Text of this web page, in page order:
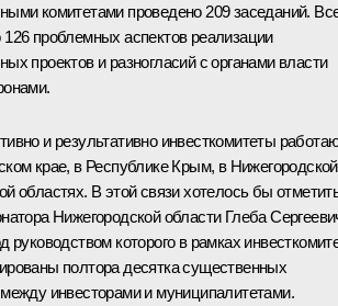
комитетами проведено 209 заседаний.
126 проблемных аспектов реализации
проектов и разногласий с органами власти
и результативно инвесткомитеты
крае, в Республике Крым, в Нижегородской
областях. В этой связи хотелось бы
Нижегородской области Глеба
руководством которого в рамках
полтора десятка существенных
между инвесторами и муниципалитетами.